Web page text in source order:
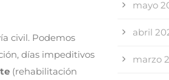
civil. Podemos
días impeditivos
(rehabilitación
mayo
abril
marzo